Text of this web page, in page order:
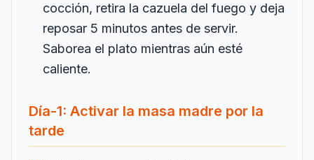
cocción, retira la cazuela del fuego y deja
reposar 5 minutos antes de servir.
Saborea el plato mientras aún esté
caliente.
Día-1: Activar la masa madre por la
tarde